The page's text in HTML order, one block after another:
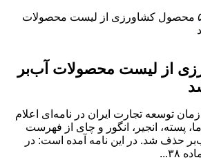
۵ محصول کشاورزی از لیست محصولات
از لیست محصولات آب‌بر
توسعه تجارت ایران در نامه‌ای اعلام
پسته، انجیر، انگور و چای از فهرست
حذف شد. در این نامه آمده است: در